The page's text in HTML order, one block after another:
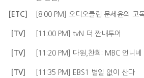
[ETC] [8:00 PM] 오디오클립 문세윤의 고
[TV] [11:00 PM] tvN 더 짠내투어
[TV] [11:20 PM] 다원,찬희: MBC 언니네
[TV] [11:35 PM] EBS1 별일 없이 산다